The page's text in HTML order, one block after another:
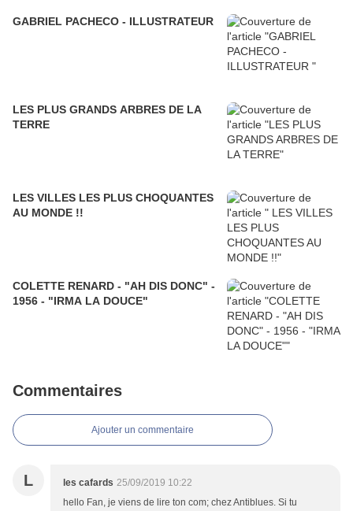
GABRIEL PACHECO - ILLUSTRATEUR
LES PLUS GRANDS ARBRES DE LA
TERRE
LES VILLES LES PLUS CHOQUANTES
AU MONDE !!
COLETTE RENARD - "AH DIS DONC" -
1956 - "IRMA LA DOUCE"
Commentaires
Ajouter un commentaire
L les cafards 25/09/2019 10:22
hello Fan, je viens de lire ton com; chez Antiblues. Si tu